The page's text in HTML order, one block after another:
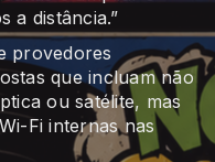
a distância.”
provedores
que incluam não
ou satélite, mas
Fi internas nas